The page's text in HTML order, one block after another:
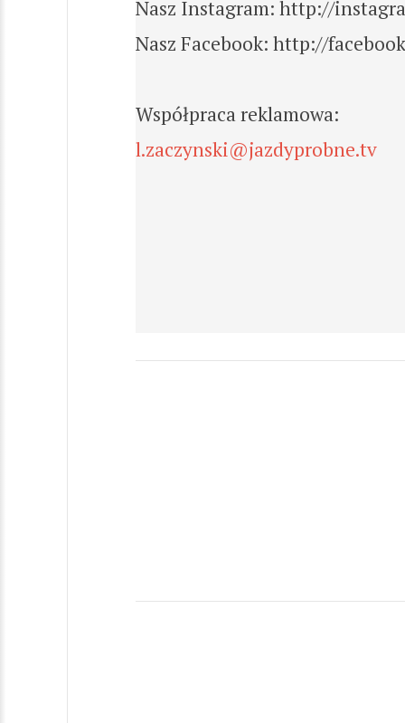
Nasz Instagram: http://
Nasz Facebook: http://
Współpraca reklamowa:
l.zaczynski@jazdyprobne.tv